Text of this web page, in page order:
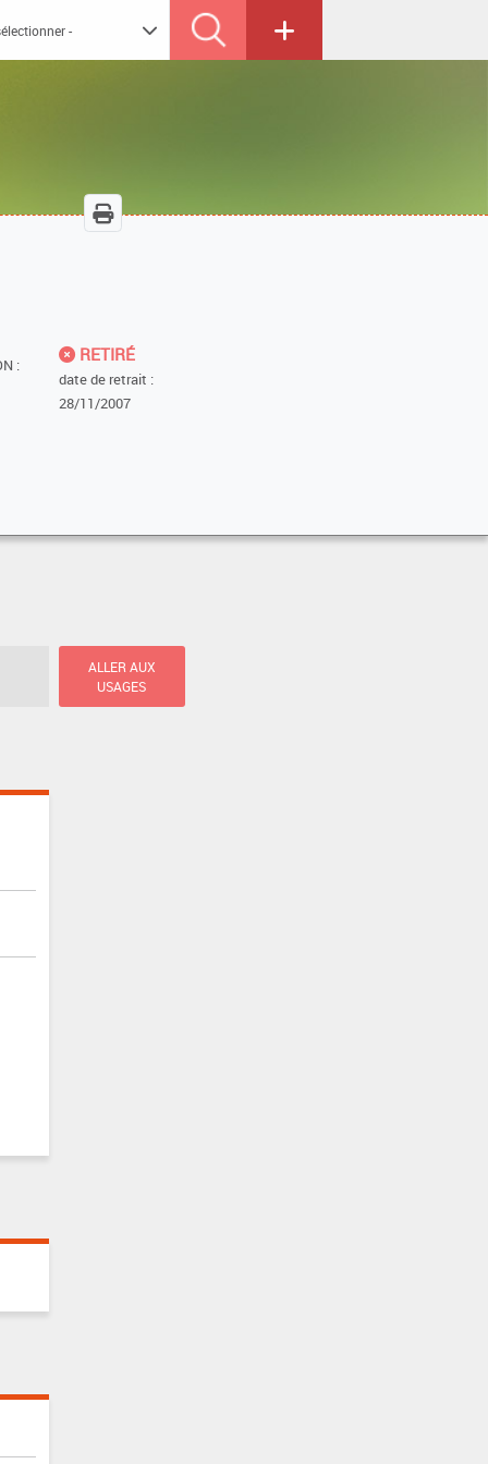
:
RETIRÉ
date de retrait :
28/11/2007
ALLER AUX
USAGES